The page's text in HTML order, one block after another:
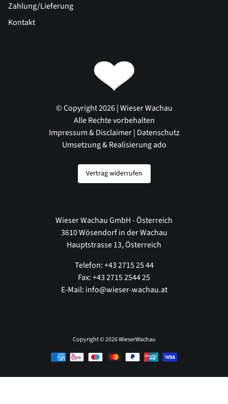
Zahlung/Lieferung
Kontakt
© Copyright 2026 | Wieser Wachau
Alle Rechte vorbehalten
Impressum & Disclaimer| Datenschutz
Umsetzung & Realisierung ado
Vertrag widerrufen
Wieser Wachau GmbH - Österreich
3610 Wösendorf in der Wachau
Hauptstrasse 13, Österreich
Telefon: +43 2715 25 44
Fax: +43 2715 2544 25
E-Mail: info@wieser-wachau.at
Copyright © 2026WieserWachau
Zahlungsmethoden